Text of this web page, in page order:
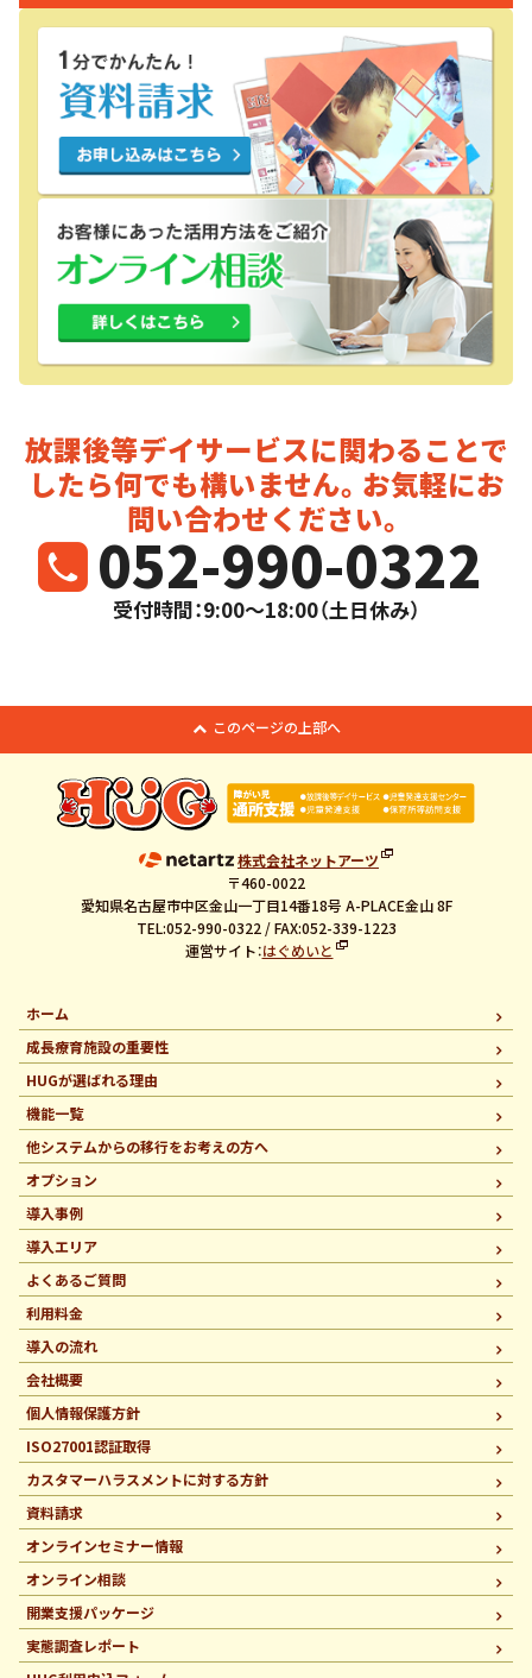
放課後等デイサービスに関わることで
したら何でも構いません。お気軽にお
問い合わせください。
052-990-0322
受付時間：9:00～18:00（土日休み）
このページの上部へ
株式会社ネットアーツ
〒460-0022
愛知県名古屋市中区金山一丁目14番18号 A-PLACE金山 8F
TEL:052-990-0322 / FAX:052-339-1223
運営サイト：はぐめいと
ホーム
成長療育施設の重要性
HUGが選ばれる理由
機能一覧
他システムからの移行をお考えの方へ
オプション
導入事例
導入エリア
よくあるご質問
利用料金
導入の流れ
会社概要
個人情報保護方針
ISO27001認証取得
カスタマーハラスメントに対する方針
資料請求
オンラインセミナー情報
オンライン相談
開業支援パッケージ
実態調査レポート